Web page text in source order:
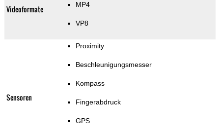
Videoformate MP4
VP8
Sensoren
Proximity
Beschleunigungsmesser
Kompass
Fingerabdruck
GPS